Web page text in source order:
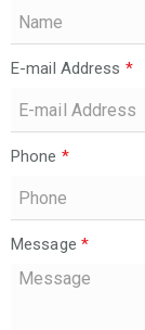
E-mail Address *
Phone *
Message *